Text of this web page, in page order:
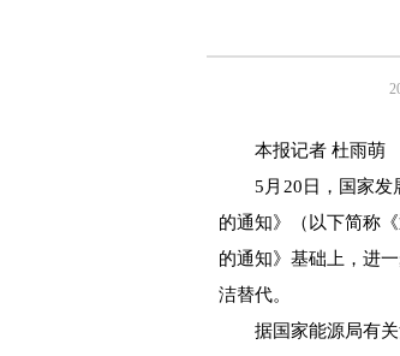
本报记者 杜雨萌
5月20日，国家发展
的通知》（以下简称
的通知》基础上，进
洁替代。
据国家能源局有关